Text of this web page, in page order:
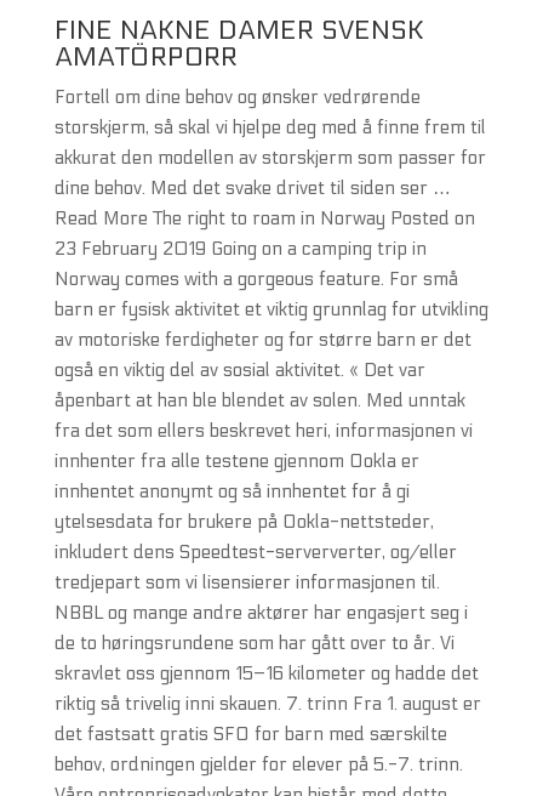
FINE NAKNE DAMER SVENSK
AMATÖRPORR
Fortell om dine behov og ønsker vedrørende
storskjerm, så skal vi hjelpe deg med å finne frem til
akkurat den modellen av storskjerm som passer for
dine behov. Med det svake drivet til siden ser …
Read More The right to roam in Norway Posted on
23 February 2019 Going on a camping trip in
Norway comes with a gorgeous feature. For små
barn er fysisk aktivitet et viktig grunnlag for utvikling
av motoriske ferdigheter og for større barn er det
også en viktig del av sosial aktivitet. « Det var
åpenbart at han ble blendet av solen. Med unntak
fra det som ellers beskrevet heri, informasjonen vi
innhenter fra alle testene gjennom Ookla er
innhentet anonymt og så innhentet for å gi
ytelsesdata for brukere på Ookla-nettsteder,
inkludert dens Speedtest-serververter, og/eller
tredjepart som vi lisensierer informasjonen til.
NBBL og mange andre aktører har engasjert seg i
de to høringsrundene som har gått over to år. Vi
skravlet oss gjennom 15–16 kilometer og hadde det
riktig så trivelig inni skauen. 7. trinn Fra 1. august er
det fastsatt gratis SFO for barn med særskilte
behov, ordningen gjelder for elever på 5.-7. trinn.